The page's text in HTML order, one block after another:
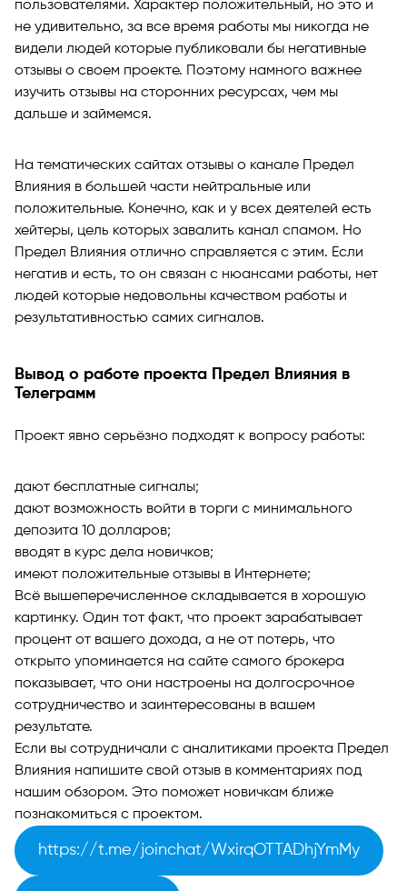
пользователями. Характер положительный, но это и
не удивительно, за все время работы мы никогда не
видели людей которые публиковали бы негативные
отзывы о своем проекте. Поэтому намного важнее
изучить отзывы на сторонних ресурсах, чем мы
дальше и займемся.
На тематических сайтах отзывы о канале Предел
Влияния в большей части нейтральные или
положительные. Конечно, как и у всех деятелей есть
хейтеры, цель которых завалить канал спамом. Но
Предел Влияния отлично справляется с этим. Если
негатив и есть, то он связан с нюансами работы, нет
людей которые недовольны качеством работы и
результативностью самих сигналов.
Вывод о работе проекта Предел Влияния в
Телеграмм
Проект явно серьёзно подходят к вопросу работы:
дают бесплатные сигналы;
дают возможность войти в торги с минимального
депозита 10 долларов;
вводят в курс дела новичков;
имеют положительные отзывы в Интернете;
Всё вышеперечисленное складывается в хорошую
картинку. Один тот факт, что проект зарабатывает
процент от вашего дохода, а не от потерь, что
открыто упоминается на сайте самого брокера
показывает, что они настроены на долгосрочное
сотрудничество и заинтересованы в вашем
результате.
Если вы сотрудничали с аналитиками проекта Предел
Влияния напишите свой отзыв в комментариях под
нашим обзором. Это поможет новичкам ближе
познакомиться с проектом.
https://t.me/joinchat/WxirqOTTADhjYmMy